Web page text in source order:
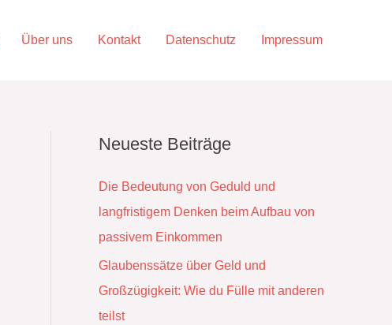
Über uns Kontakt Datenschutz Impressum
Neueste Beiträge
Die Bedeutung von Geduld und
langfristigem Denken beim Aufbau von
passivem Einkommen
Glaubenssätze über Geld und
Großzügigkeit: Wie du Fülle mit anderen
teilst